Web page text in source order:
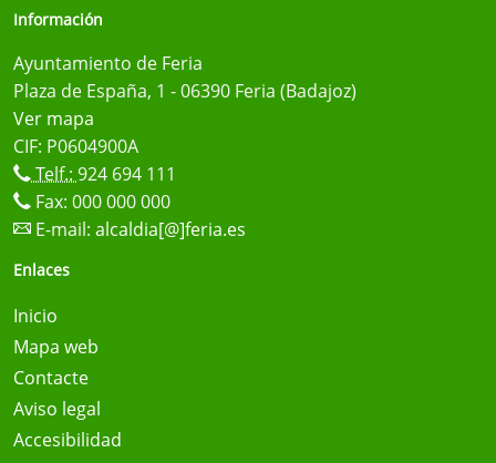
Información
Ayuntamiento de Feria
Plaza de España, 1 - 06390 Feria (Badajoz)
Ver mapa
CIF: P0604900A
Telf.: 924 694 111
Fax: 000 000 000
E-mail: alcaldia[@]feria.es
Enlaces
Inicio
Mapa web
Contacte
Aviso legal
Accesibilidad